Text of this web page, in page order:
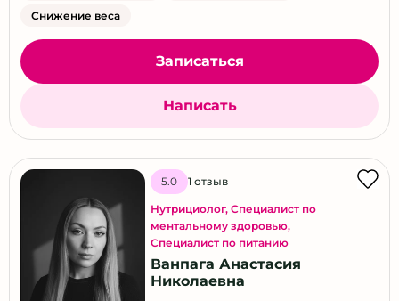
Снижение веса
Записаться
Написать
5.0 1 отзыв
Нутрициолог, Специалист по
ментальному здоровью,
Специалист по питанию
Ванпага Анастасия
Николаевна